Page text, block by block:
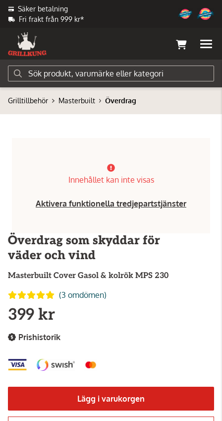
Säker betalning
Fri frakt från 999 kr*
Grilltillbehör Masterbuilt Överdrag
Innehållet kan inte visas
Aktivera funktionella tredjepartstjänster
Överdrag som skyddar för
väder och vind
Masterbuilt Cover Gasol & kolrök MPS 230
(3 omdömen)
399 kr
Prishistorik
Lägg i varukorgen